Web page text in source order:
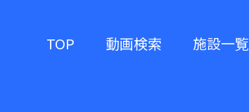
TOP 動画検索 施設一覧